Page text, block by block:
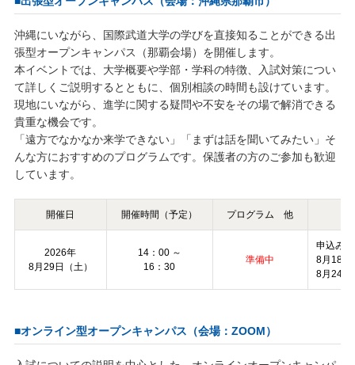
沖縄にいながら、国際武道大学の学びを直接知ることができる出
張型オープンキャンパス（那覇会場）を開催します。
本イベントでは、大学概要や学部・学科の特徴、入試対策につい
て詳しくご説明するとともに、個別相談の時間も設けています。
現地にいながら、進学に関する疑問や不安をその場で解消できる
貴重な機会です。
「遠方でなかなか来学できない」「まずは話を聞いてみたい」そ
んな方におすすめのプログラムです。保護者の方のご参加も歓迎
しています。
開催日 開催時間（予定） プログラム 他
2026年
8月29日（土）
14：00 ～
16：30
準備中
申込み
8月18日
8月24日
■オンライン型オープンキャンパス（会場：ZOOM）